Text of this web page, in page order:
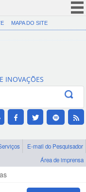
(COVID-19)
Canais
MAPA DO SITE
INOVAÇÕES
E-mail do Pesquisador
Área de imprensa